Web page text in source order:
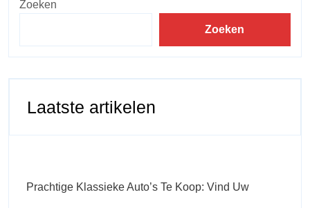
Zoeken
Zoeken
Laatste artikelen
Prachtige Klassieke Auto’s Te Koop: Vind Uw